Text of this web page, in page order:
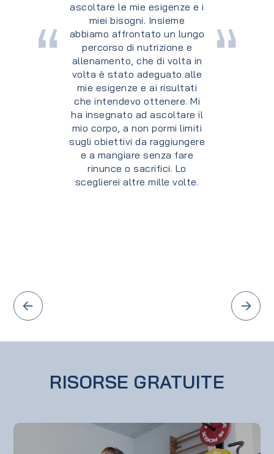
stato disponibile, cordiale e
attento alle mie esigenze. Mi
ha fornito la giusta
motivazione,
incoraggiandomi nei momenti
più difficili, e riprendendomi
– sempre con educazione e
comprensione – quando non
davo il giusto peso al lavoro
svolto, senza mai far pesare
i momenti di svago. Ad oggi,
sono soddisfatto dei
risultati conseguiti sotto la
sua guida.
RISORSE GRATUITE